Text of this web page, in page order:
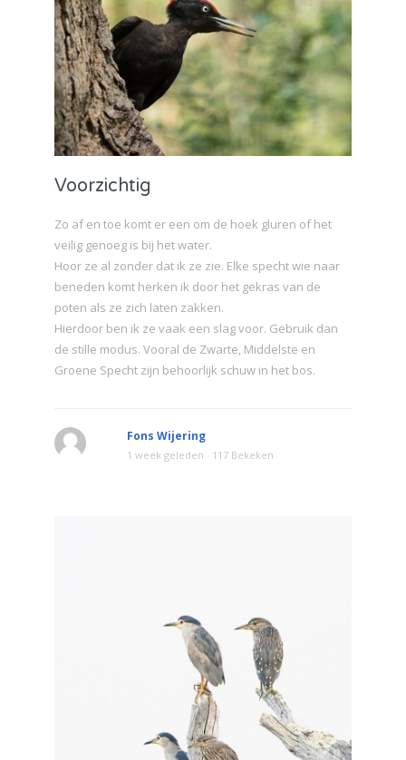
Voorzichtig
Zo af en toe komt er een om de hoek gluren of het
veilig genoeg is bij het water.
Hoor ze al zonder dat ik ze zie. Elke specht wie naar
beneden komt herken ik door het gekras van de
poten als ze zich laten zakken.
Hierdoor ben ik ze vaak een slag voor. Gebruik dan
de stille modus. Vooral de Zwarte, Middelste en
Groene Specht zijn behoorlijk schuw in het bos.
Fons Wijering
1 week geleden 117 Bekeken